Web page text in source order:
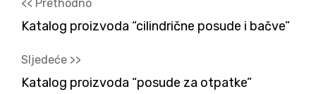
<< Prethodno
Katalog proizvoda “cilindrične posude i bačve”
Sljedeće >>
Katalog proizvoda “posude za otpatke”